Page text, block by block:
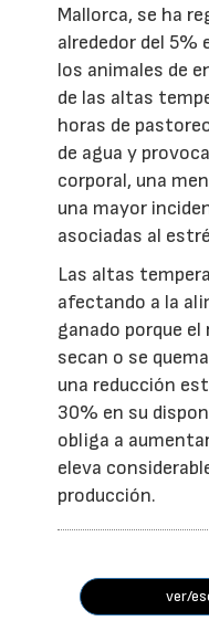
Mallorca, se ha
alrededor del 5%
los animales de
de las altas
horas de
de agua y
corporal, una
una mayor
asociadas al
Las altas
afectando a la
ganado porque
secan o se
una reducción
30% en su
obliga a
eleva
producción.
ver/